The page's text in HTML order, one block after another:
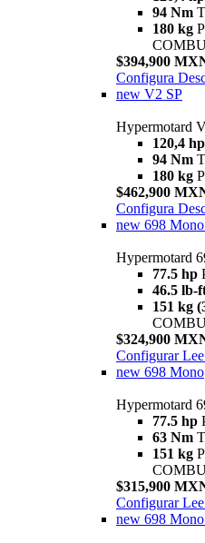
94 Nm
180 kg
$394,900
Configura
new V2 SP
Hypermotard
120,4 hp
94 Nm
180 kg
$462,900
Configura
new 698
Hypermotard
77.5 hp
46.5 lb-
151 kg
$324,900
Configurar
new 698 Mono
Hypermotard
77.5 hp
63 Nm
151 kg
$315,900
Configurar
new 698